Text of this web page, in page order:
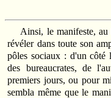
Ainsi, le manifeste,
révéler dans toute son
pôles sociaux : d'un côté
des bureaucrates, de
premiers jours, ou pour
sembla même que le